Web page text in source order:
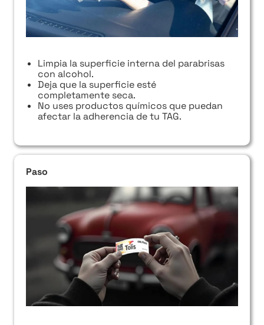
Limpia la superficie interna del parabrisas
con alcohol.
Deja que la superficie esté
completamente seca.
No uses productos químicos que puedan
afectar la adherencia de tu TAG.
Paso